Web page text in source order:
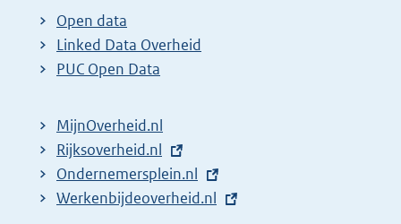
t
e
r
l
i
n
k
Open data
Linked Data Overheid
PUC Open Data
MijnOverheid.nl
E
x
t
Rijksoverheid.nl
E
x
Ondernemersplein.nl
E
Werkenbijdeoverheid.nl